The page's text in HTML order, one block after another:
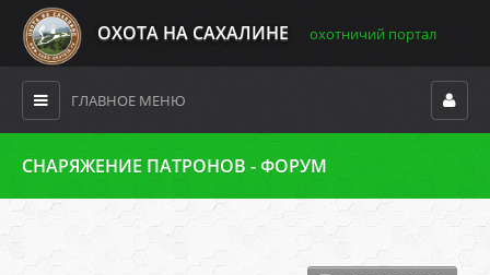
ОХОТА НА САХАЛИНЕ охотничий портал
ГЛАВНОЕ МЕНЮ
СНАРЯЖЕНИЕ ПАТРОНОВ - ФОРУМ